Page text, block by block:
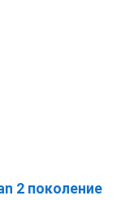
2 поколение